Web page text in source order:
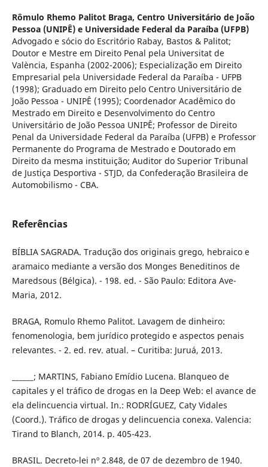
Rômulo Rhemo Palitot Braga, Centro Universitário de João
Pessoa (UNIPÊ) e Universidade Federal da Paraíba (UFPB)
Advogado e sócio do Escritório Rabay, Bastos & Palitot;
Doutor e Mestre em Direito Penal pela Universitat de
València, Espanha (2002-2006); Especialização em Direito
Empresarial pela Universidade Federal da Paraíba - UFPB
(1998); Graduado em Direito pelo Centro Universitário de
João Pessoa - UNIPÊ (1995); Coordenador Acadêmico do
Mestrado em Direito e Desenvolvimento do Centro
Universitário de João Pessoa UNIPÊ; Professor de Direito
Penal da Universidade Federal da Paraíba (UFPB) e Professor
Permanente do Programa de Mestrado e Doutorado em
Direito da mesma instituição; Auditor do Superior Tribunal
de Justiça Desportiva - STJD, da Confederação Brasileira de
Automobilismo - CBA.
Referências
BÍBLIA SAGRADA. Tradução dos originais grego, hebraico e
aramaico mediante a versão dos Monges Beneditinos de
Maredsous (Bélgica). - 198. ed. - São Paulo: Editora Ave-
Maria, 2012.
BRAGA, Romulo Rhemo Palitot. Lavagem de dinheiro:
fenomenologia, bem jurídico protegido e aspectos penais
relevantes. - 2. ed. rev. atual. – Curitiba: Juruá, 2013.
______; MARTINS, Fabiano Emídio Lucena. Blanqueo de
capitales y el tráfico de drogas en la Deep Web: el avance de
ela delincuencia virtual. In.: RODRÍGUEZ, Caty Vidales
(Coord.). Tráfico de drogas y delincuencia conexa. Valencia:
Tirand to Blanch, 2014. p. 405-423.
BRASIL. Decreto-lei nº 2.848, de 07 de dezembro de 1940.